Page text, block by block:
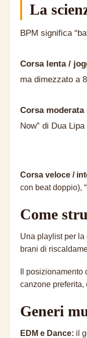
La
BPM significa
Corsa lenta /
ma dimezzato a
Corsa
Now” di Dua
Corsa veloce /
con beat doppio),
Come
Una playlist per la
brani di
Il
canzone preferita,
Generi
EDM e Dance: il